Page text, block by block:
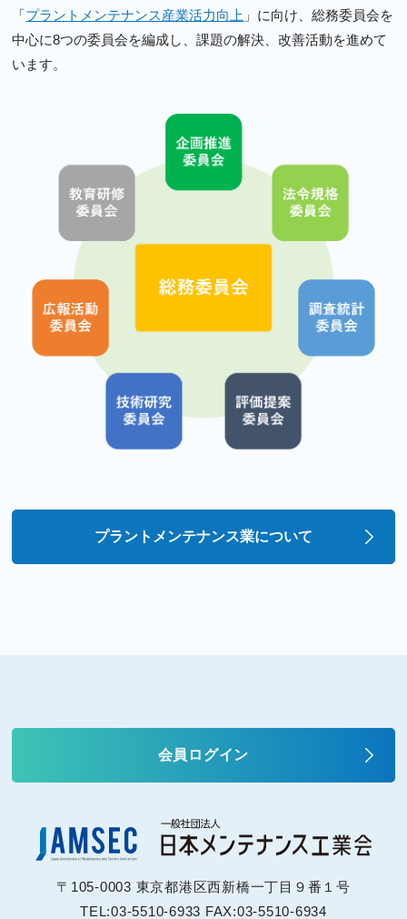
「プラントメンテナンス産業活力向上 」に向け、総務委員会を
中心に8つの委員会を編成し、課題の解決、改善活動を進めて
います。
プラントメンテナンス業について
会員ログイン
〒105-0003 東京都港区西新橋一丁目９番１号
TEL:03-5510-6933 FAX:03-5510-6934